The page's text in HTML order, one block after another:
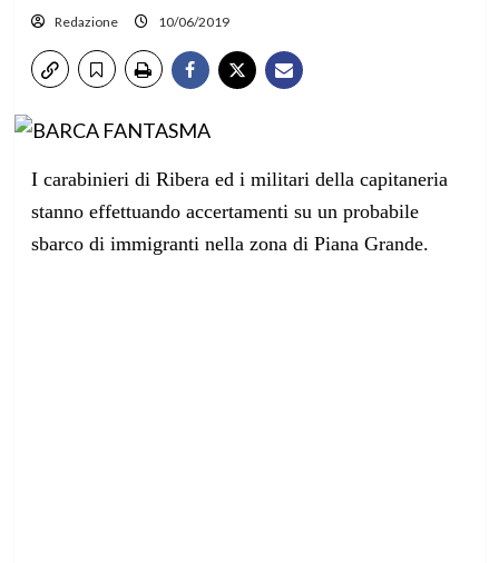
Redazione 10/06/2019
I carabinieri di Ribera ed i militari della capitaneria
stanno effettuando accertamenti su un probabile
sbarco di immigranti nella zona di Piana Grande.